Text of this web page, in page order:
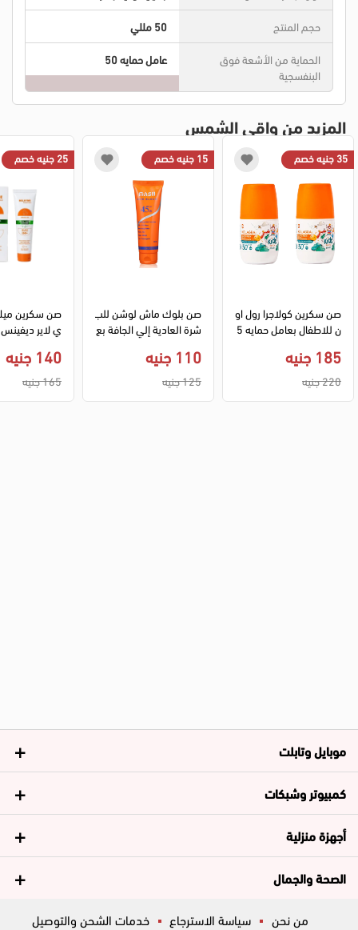
حجم المنتج
50 مللي
الحماية من الأشعة فوق
البنفسجية
عامل حمايه 50
المزيد من واقي الشمس
35 جنيه خصم
صن سكرين كولاجرا رول او
ن للاطفال بعامل حمايه 5
185 جنيه
220 جنيه
15 جنيه خصم
صن بلوك ماش لوشن للب
شرة العادية إلي الجافة بع
ل
110 جنيه
125 جنيه
25 جنيه خصم
صن سكرين
ي لاير
ايه +50 - 60 جم
140 جنيه
165 جنيه
موبايل وتابلت
كمبيوتر وشبكات
أجهزة منزلية
الصحة والجمال
من نحن سياسة الاسترجاع
خدمات الشحن والتوصيل